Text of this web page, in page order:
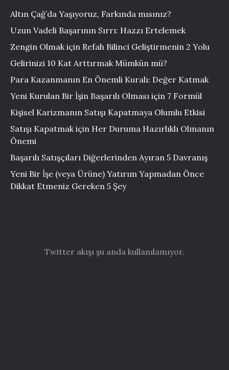
Altın Çağ’da Yaşıyoruz, Farkında mısınız?
Uzun Vadeli Başarının Sırrı: Hazzı Ertelemek
Zengin Olmak için Refah Bilinci Geliştirmenin 2 Yolu
Gelirinizi 10 Kat Arttırmak Mümkün mü?
Para Kazanmanın En Önemli Kuralı: Değer Katmak
Yeni Kurulan Bir İşin Başarılı Olması için 7 Formül
Kişisel Karizmanın Satışı Kapatmaya Olumlu Etkisi
Satışı Kapatmak için Her Duruma Hazırlıklı Olmanın
Önemi
Başarılı Satışçıları Diğerlerinden Ayıran 5 Davranış
Yeni Bir İşe (veya Ürüne) Yatırım Yapmadan Önce
Dikkat Etmeniz Gereken 5 Şey
Twitter akışı şu anda kullanılamıyor.